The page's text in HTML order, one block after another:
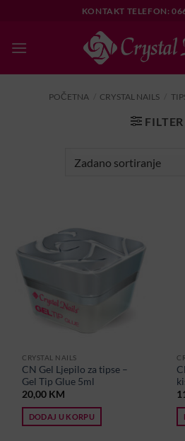
content
KONTAKT TELEFON:
POČETNA CRYSTAL NAILS
FILTER
CRYSTAL NAILS
CN Gel Ljepilo za tipse –
Gel Tip Glue 5ml
20,00 KM
DODAJ U KORPU